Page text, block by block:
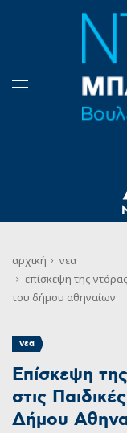
αρχική
νεα
επίσκεψη της
του δήμου αθηναίων
νεα
Επίσκεψη
στις
Δήμου